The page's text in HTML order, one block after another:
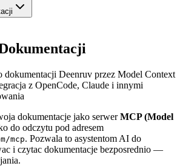
dokumentacji Deenruv przez Model Context
z OpenCode, Claude i innymi
dokumentacje jako serwerMCP (Model
do odczytu pod adresem
mcp. Pozwala to asystentom AI do
i czytac dokumentacje bezposrednio —